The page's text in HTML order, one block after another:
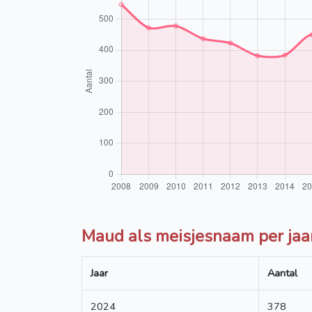
Maud als meisjesnaam per
Jaar Aantal
2024 378